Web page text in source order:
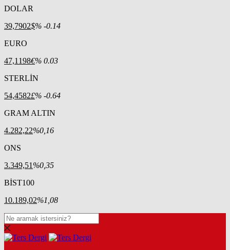
DOLAR
39,7902$% -0.14
EURO
47,1198€% 0.03
STERLİN
54,4582£% -0.64
GRAM ALTIN
4.282,22%0,16
ONS
3.349,51 %0,35
BİST100
10.189,02%1,08